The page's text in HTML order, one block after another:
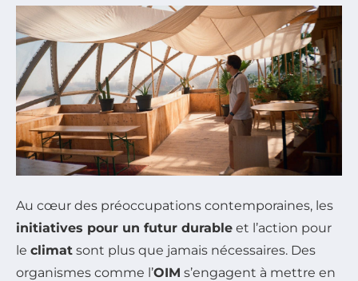
Au cœur des préoccupations contemporaines, les
initiatives pour un futur durable et l’action pour
le climat sont plus que jamais nécessaires. Des
organismes comme l’OIM s’engagent à mettre en